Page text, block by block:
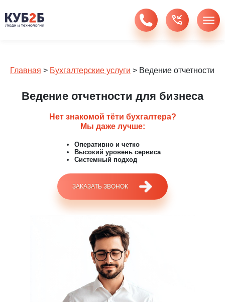
Главная > Бухгалтерские услуги > Ведение отчетности
Ведение отчетности для бизнеса
Нет знакомой тёти бухгалтера?
Мы даже лучше:
Оперативно и четко
Высокий уровень сервиса
Системный подход
ЗАКАЗАТЬ ЗВОНОК